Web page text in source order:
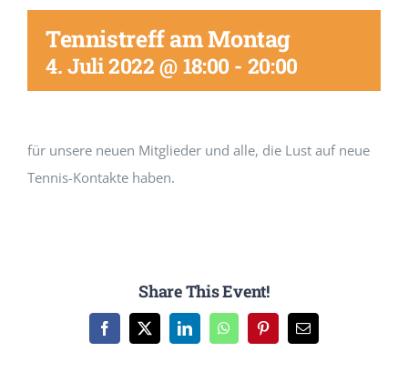
Tennistreff am Montag
4. Juli 2022 @ 18:00 - 20:00
für unsere neuen Mitglieder und alle, die Lust auf neue
Tennis-Kontakte haben.
Share This Event!
Facebook
X LinkedInWhatsAppPinterest
E-
Mail